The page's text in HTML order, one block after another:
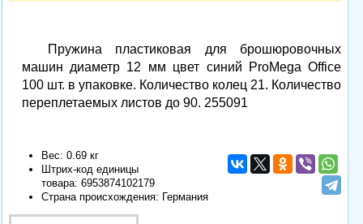
Пружина пластиковая для брошюровочных
машин диаметр 12 мм цвет синий ProMega Office
100 шт. в упаковке. Количество колец 21. Количество
переплетаемых листов до 90. 255091
Вес: 0.69 кг
Штрих-код единицы
товара: 6953874102179
Страна происхождения: Германия